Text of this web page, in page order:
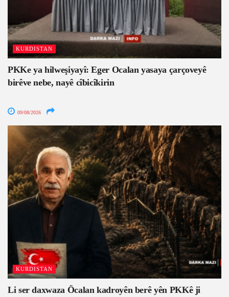
KURDISTAN
PKKe ya hilweşiyayî: Eger Ocalan yasaya çarçoveyê
birêve nebe, nayê cîbicîkirin
09/08/2026
KURDISTAN
Li ser daxwaza Öcalan kadroyên berê yên PKKê ji